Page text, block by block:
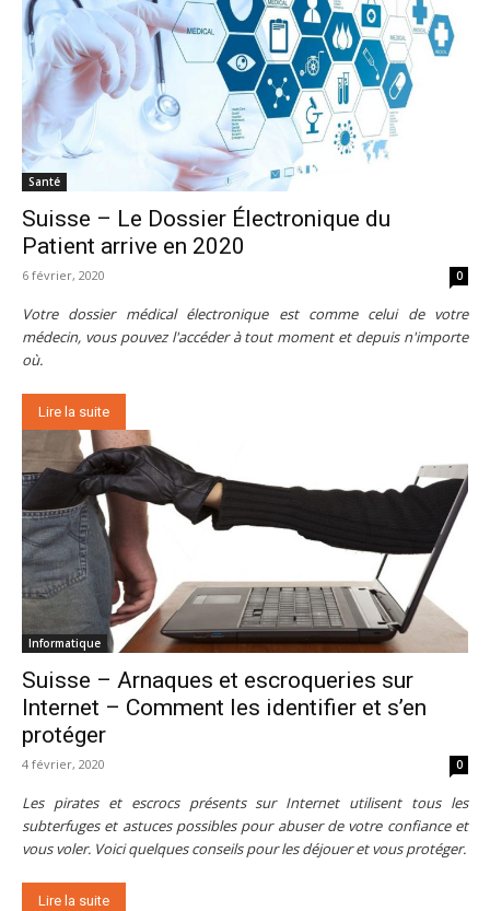
Santé
Suisse – Le Dossier Électronique du
Patient arrive en 2020
6 février, 2020 0
Votre dossier médical électronique est comme celui de votre
médecin, vous pouvez l'accéder à tout moment et depuis n'importe
où.
Lire la suite
Informatique
Suisse – Arnaques et escroqueries sur
Internet – Comment les identifier et s’en
protéger
4 février, 2020 0
Les pirates et escrocs présents sur Internet utilisent tous les
subterfuges et astuces possibles pour abuser de votre confiance et
vous voler. Voici quelques conseils pour les déjouer et vous protéger.
Lire la suite